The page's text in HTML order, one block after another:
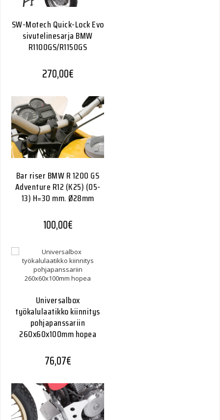
SW-Motech Quick-Lock Evo
sivutelinesarja BMW
R1100GS/R1150GS
270,00€
Bar riser BMW R 1200 GS
Adventure R12 (K25) (05-
13) H=30 mm. Ø28mm
100,00€
Universalbox
työkalulaatikko kiinnitys
pohjapanssariin
260x60x100mm hopea
76,07€